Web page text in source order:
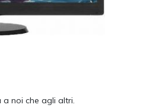
a noi che agli altri.